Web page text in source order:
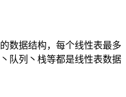
数据结构，每个线性表最多
队列丶栈等都是线性表数据